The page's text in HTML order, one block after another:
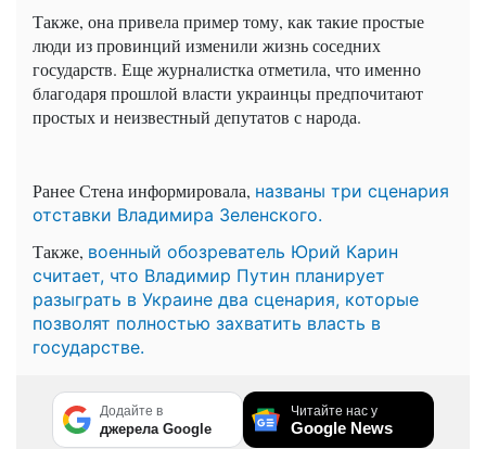
Также, она привела пример тому, как такие простые
люди из провинций изменили жизнь соседних
государств. Еще журналистка отметила, что именно
благодаря прошлой власти украинцы предпочитают
простых и неизвестный депутатов с народа.
Ранее Стена информировала, названы три сценария
отставки Владимира Зеленского.
Также, военный обозреватель Юрий Карин
считает, что Владимир Путин планирует
разыграть в Украине два сценария, которые
позволят полностью захватить власть в
государстве.
Додайте в
джерела Google
Читайте нас у
Google News